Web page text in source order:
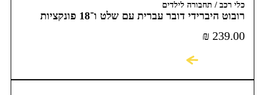
כלי רכב / תחבורה לילדים
רובוט היברידי דובר עברית עם שלט ו־18 פונקציות
₪ 239.00